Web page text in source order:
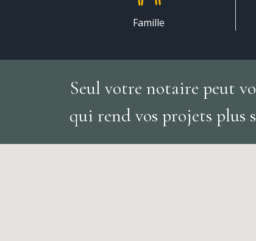
Famille
Seul votre notaire peut
qui rend vos projets plus